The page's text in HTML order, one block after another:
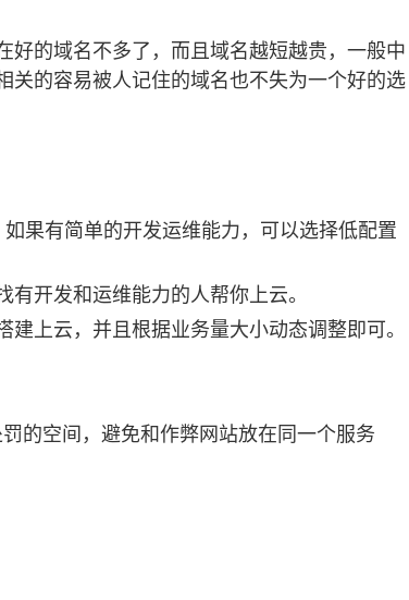
好的域名不多了，而且域名越短越贵，一般中
关的容易被人记住的域名也不失为一个好的选
果有简单的开发运维能力，可以选择低配置
开发和运维能力的人帮你上云。
上云，并且根据业务量大小动态调整即可。
的空间，避免和作弊网站放在同一个服务